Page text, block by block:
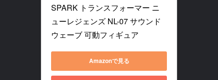
SPARK トランスフォーマー ニ
ューレジェンズ NL-07 サウンド
ウェーブ 可動フィギュア
Amazonで見る